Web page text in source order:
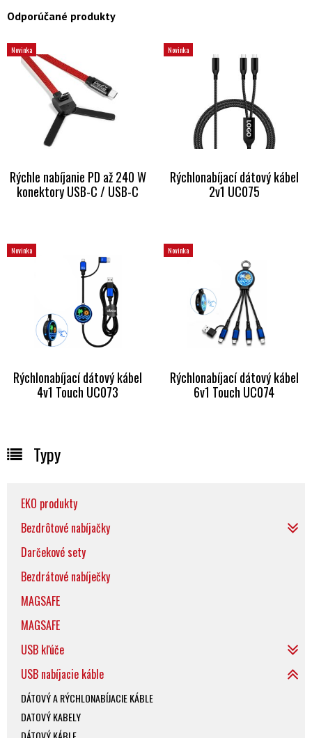
Odporúčané produkty
Novinka
Rýchle nabíjanie PD až 240 W
konektory USB-C / USB-C
Novinka
Rýchlonabíjací dátový kábel
2v1 UC075
Novinka
Rýchlonabíjací dátový kábel
4v1 Touch UC073
Novinka
Rýchlonabíjací dátový kábel
6v1 Touch UC074
Typy
EKO produkty
Bezdrôtové nabíjačky
Darčekové sety
Bezdrátové nabíječky
MAGSAFE
MAGSAFE
USB kľúče
USB nabíjacie káble
DÁTOVÝ A RÝCHLONABÍJACIE KÁBLE
DATOVÝ KABELY